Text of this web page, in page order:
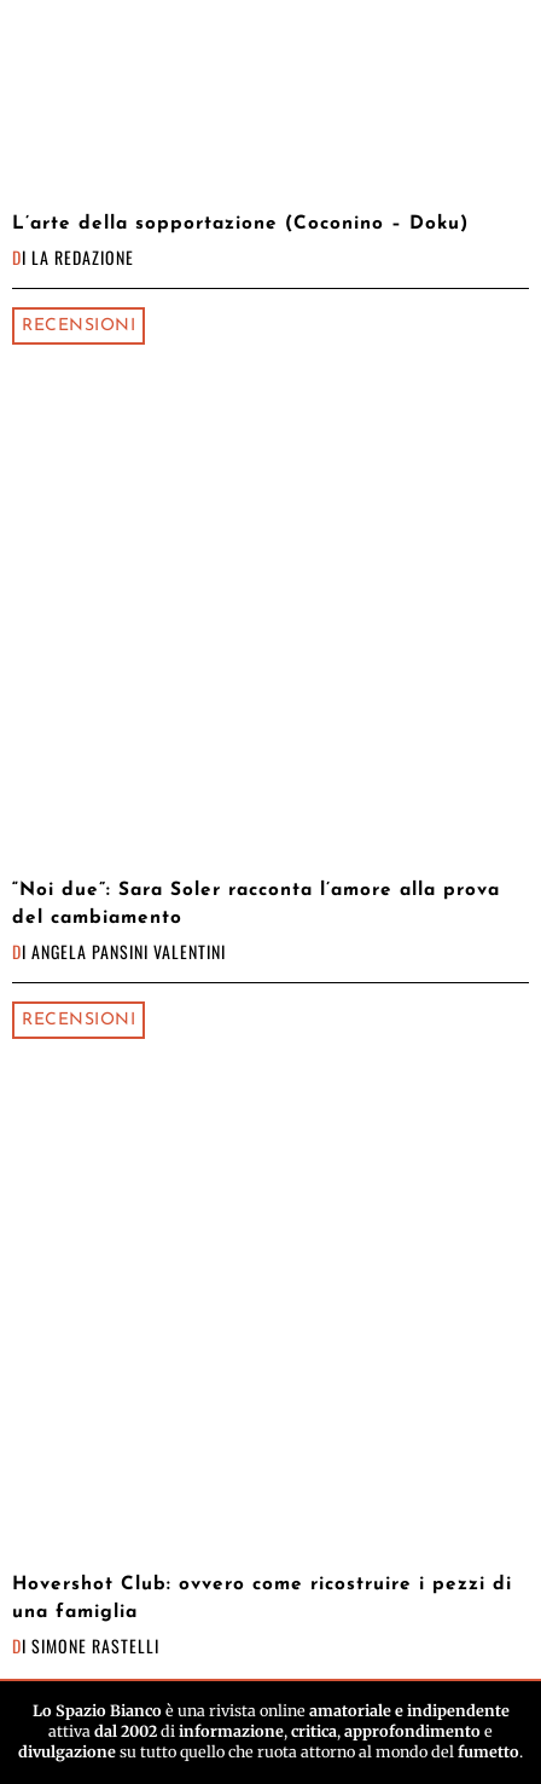
L’arte della sopportazione (Coconino – Doku)
DI LA REDAZIONE
RECENSIONI
“Noi due”: Sara Soler racconta l’amore alla prova
del cambiamento
DI ANGELA PANSINI VALENTINI
RECENSIONI
Hovershot Club: ovvero come ricostruire i pezzi di
una famiglia
DI SIMONE RASTELLI
Lo Spazio Biancoè una rivista online amatoriale e indipendente
attiva dal 2002 di informazione, critica, approfondimento e
divulgazione su tutto quello che ruota attorno al mondo del fumetto.